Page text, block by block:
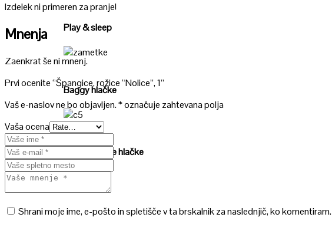
Poglej
Play & sleep
Poglej
Baggy hlačke
Poglej
Baggy kratke hlačke
Izdelek ni primeren za pranje!
Mnenja
Zaenkrat še ni mnenj.
Prvi ocenite “Špangice, rožice “Nolice”, 1”
Vaš e-naslov ne bo objavljen.*označuje zahtevana polja
Vaša ocena
Shrani moje ime, e-pošto in spletišče v ta brskalnik za naslednjič, ko komentiram.